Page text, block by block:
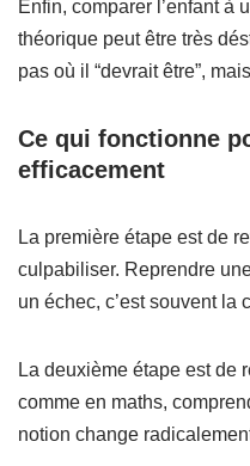
Enfin, comparer l’enfant à
théorique peut être très
pas où il “devrait être”,
Ce qui fonctionne
efficacement
La première étape est de
culpabiliser. Reprendre
un échec, c’est souvent la
La deuxième étape est de
comme en maths,
notion change